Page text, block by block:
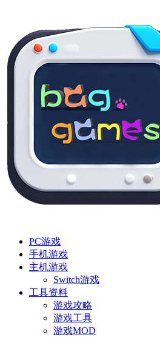
PC游戏
手机游戏
主机游戏
Switch游戏
工具资料
游戏攻略
游戏工具
游戏MOD